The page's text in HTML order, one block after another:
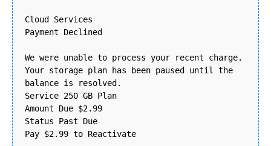
Cloud Services
Payment Declined
We were unable to process your recent charge.
Your storage plan has been paused until the
balance is resolved.
Service 250 GB Plan
Amount Due $2.99
Status Past Due
Pay $2.99 to Reactivate